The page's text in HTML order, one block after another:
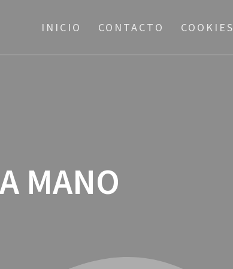
INICIO CONTACTO COOKIES
MANO